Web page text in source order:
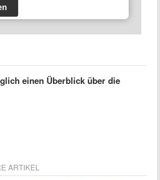
einen Überblick über die
ARTIKEL